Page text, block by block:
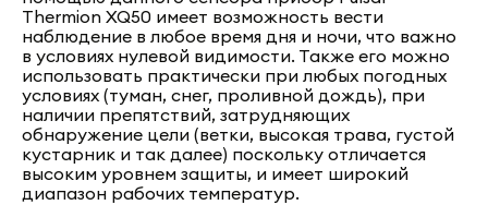
Thermion XQ50 имеет возможность вести
наблюдение в любое время дня и ночи, что важно
в условиях нулевой видимости. Также его можно
использовать практически при любых погодных
условиях (туман, снег, проливной дождь), при
наличии препятствий, затрудняющих
обнаружение цели (ветки, высокая трава, густой
кустарник и так далее) поскольку отличается
высоким уровнем защиты, и имеет широкий
диапазон рабочих температур.